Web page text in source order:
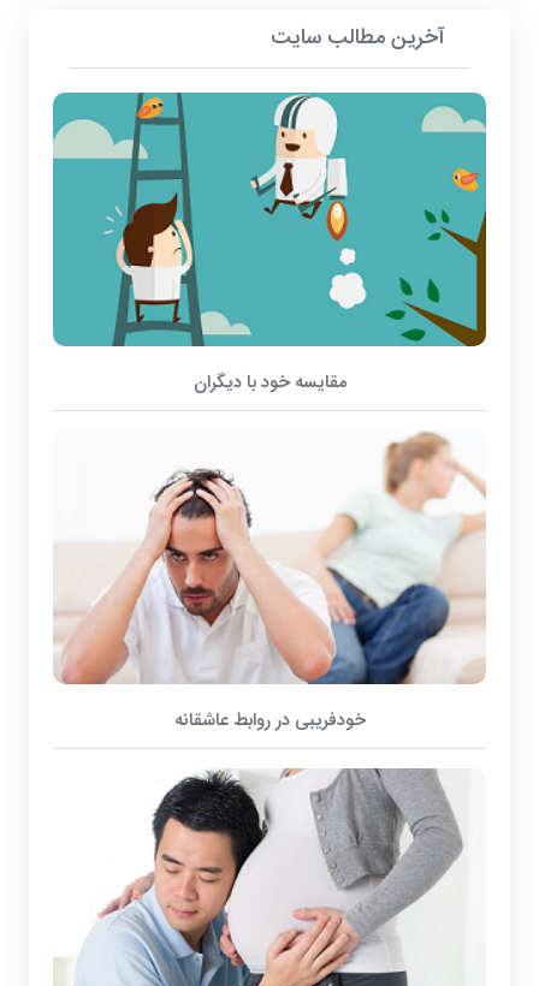
آخرین مطالب سایت
مقایسه خود با دیگران
خودفریبی در روابط عاشقانه